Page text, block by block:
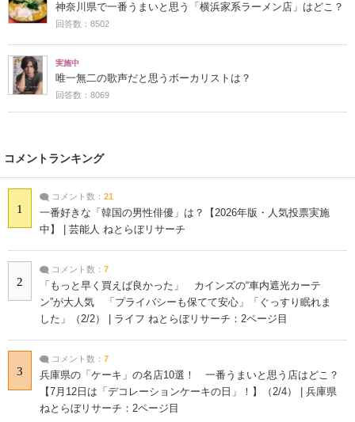
神奈川県で一番うまいと思う「横浜家系ラーメン店」はどこ？
回答数：8502
実施中
唯一無二の歌声だと思うボーカリストは？
回答数：8069
コメントランキング
1
コメント数： 21
一番好きな「韓国の男性俳優」は？【2026年版・人気投票実施
中】 | 芸能人 ねとらぼリサーチ
2
コメント数： 7
「もっと早く買えば良かった」 カインズの“車内遮光カーテ
ン”が大人気 「プライバシーも保てて安心」「ぐっすり眠れま
した」（2/2） | ライフ ねとらぼリサーチ：2ページ目
3
コメント数： 7
兵庫県の「ケーキ」の名店10選！ 一番うまいと思う店はどこ？
【7月12日は「デコレーションケーキの日」！】（2/4） | 兵庫県
ねとらぼリサーチ：2ページ目